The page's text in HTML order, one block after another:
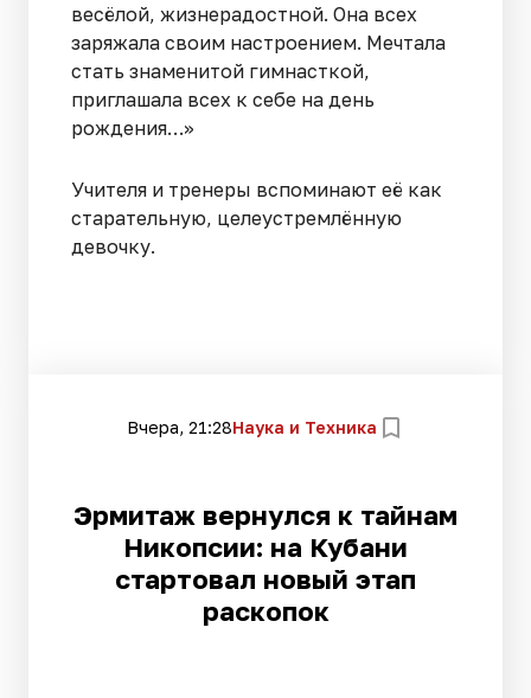
весёлой, жизнерадостной. Она всех
заряжала своим настроением. Мечтала
стать знаменитой гимнасткой,
приглашала всех к себе на день
рождения…»
Учителя и тренеры вспоминают её как
старательную, целеустремлённую
девочку.
Вчера, 21:28Наука и Техника
Эрмитаж вернулся к тайнам
Никопсии: на Кубани
стартовал новый этап
раскопок